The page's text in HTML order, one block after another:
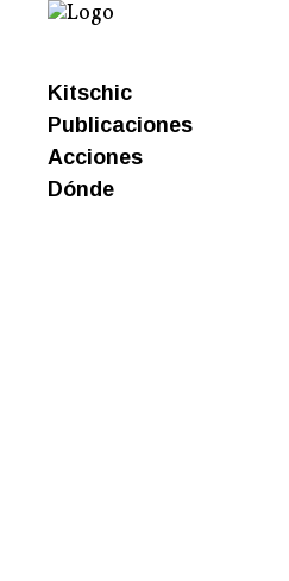
Kitschic
Publicaciones
Acciones
Dónde